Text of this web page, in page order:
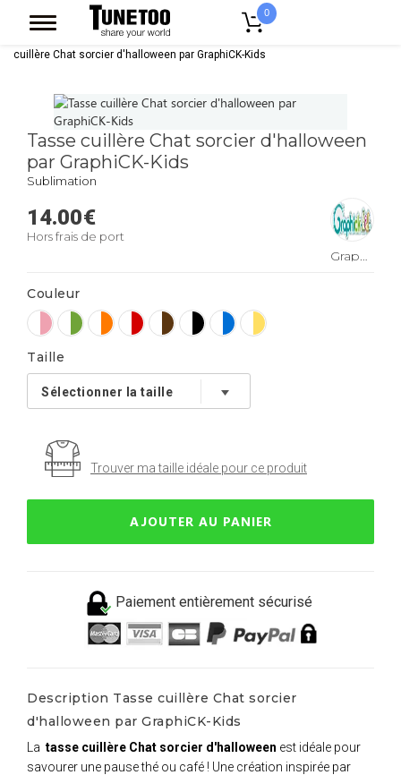
0
Accessoires Casquettes
cuillère Chat sorcier d'halloween par GraphiCK-Kids
Tasse cuillère Chat sorcier d'halloween
par GraphiCK-Kids
Sublimation
14.00€
Hors frais de port
GraphiCK-
Couleur
Taille
Trouver ma taille idéale pour ce produit
AJOUTER AU PANIER
Paiement entièrement sécurisé
Description Tasse cuillère Chat sorcier
d'halloween par GraphiCK-Kids
La tasse cuillère Chat sorcier d'halloween est idéale pour
savourer une pause thé ou café ! Une création inspirée par